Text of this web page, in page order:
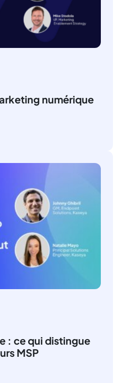
numérique
: ce qui distingue
MSP